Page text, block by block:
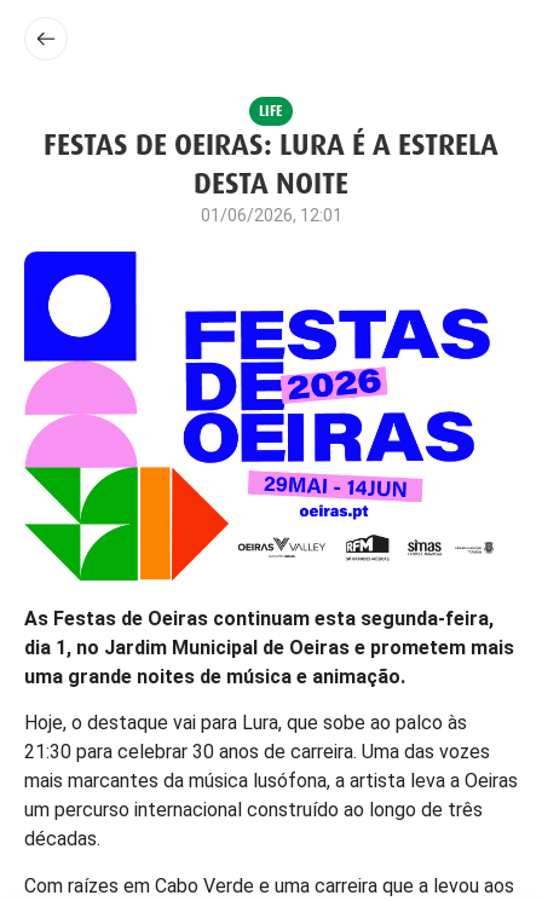
LIFE
FESTAS DE OEIRAS: LURA É A ESTRELA
DESTA NOITE
01/06/2026, 12:01
As Festas de Oeiras continuam esta segunda-feira,
dia 1, no Jardim Municipal de Oeiras e prometem mais
uma grande noites de música e animação.
Hoje, o destaque vai para Lura, que sobe ao palco às
21:30 para celebrar 30 anos de carreira. Uma das vozes
mais marcantes da música lusófona, a artista leva a Oeiras
um percurso internacional construído ao longo de três
décadas.
Com raízes em Cabo Verde e uma carreira que a levou aos